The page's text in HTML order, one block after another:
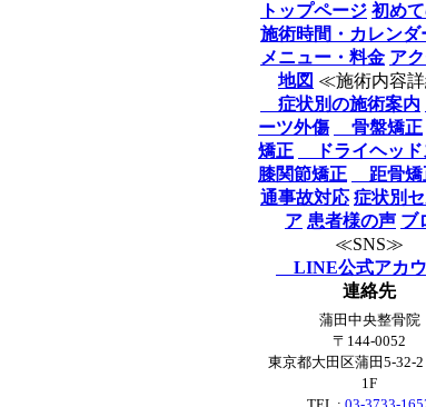
トップページ 初め
施術時間・カレンダ
メニュー・料金 ア
地図 ≪施術内容
症状別の施術案内
ーツ外傷
骨盤矯正
矯正
ドライヘッド
膝関節矯正
距骨矯
通事故対応 症状別
ア 患者様の声 ブ
≪SNS≫
LINE公式アカウ
連絡先
蒲田中央整骨院
〒144-0052
東京都大田区蒲田5-32-
1F